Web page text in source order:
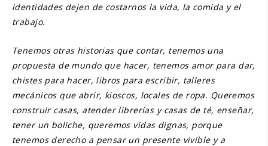
identidades dejen de costarnos la vida, la comida y el
trabajo.
Tenemos otras historias que contar, tenemos una
propuesta de mundo que hacer, tenemos amor para dar,
chistes para hacer, libros para escribir, talleres
mecánicos que abrir, kioscos, locales de ropa. Queremos
construir casas, atender librerías y casas de té, enseñar,
tener un boliche, queremos vidas dignas, porque
tenemos derecho a pensar un presente vivible y a